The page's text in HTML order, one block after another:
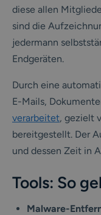
diese allen
sind die
jedermann
Endgeräten.
Durch eine
E-Mails,
verarbeitet, gezielt
bereitgestellt. Der
und dessen Zeit in
Tools: So
Malware-